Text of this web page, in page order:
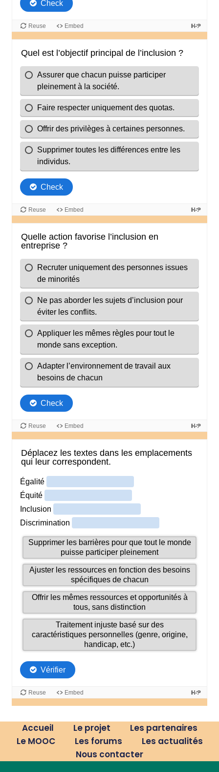
Accueil Le projet
Les partenaires
Le MOOC
Les forums
Les actualités
Nous contacter